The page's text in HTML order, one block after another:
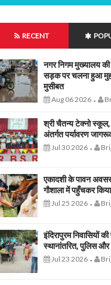
RECENT
नगर निगम मुख्यालय की
सड़क पर चलना हुआ
मुसीबत
Aug 06 2026-
श्री चैतन्य टेक्नो स्कूल,
अंतर्गत पर्यावरण
Jul 30 2026-
एकादशी के पावन अवसर
गौशाला में पहुँचकर किया
Jul 25 2026-
इंदिरापुरम निवासियों
स्थानांतरित, पुलिस और
Jul 23 2026-